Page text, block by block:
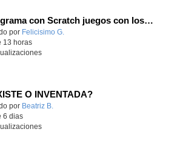
Programa con Scratch juegos con los partidos del mundial 2026 ganados por España
educativo.
por Felicisimo G.
13 horas
O INVENTADA?
educativo.
por Beatriz B.
6 dias